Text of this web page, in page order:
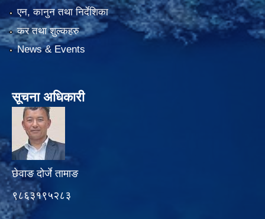
एन, कानुन तथा निर्देशिका
कर तथा शुल्कहरु
News & Events
सूचना अधिकारी
छेवाङ दोर्जे तामाङ
९८६३१९५२८३